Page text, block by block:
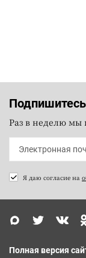
Раз в неделю мы
Я даю согласие на
Полная версия